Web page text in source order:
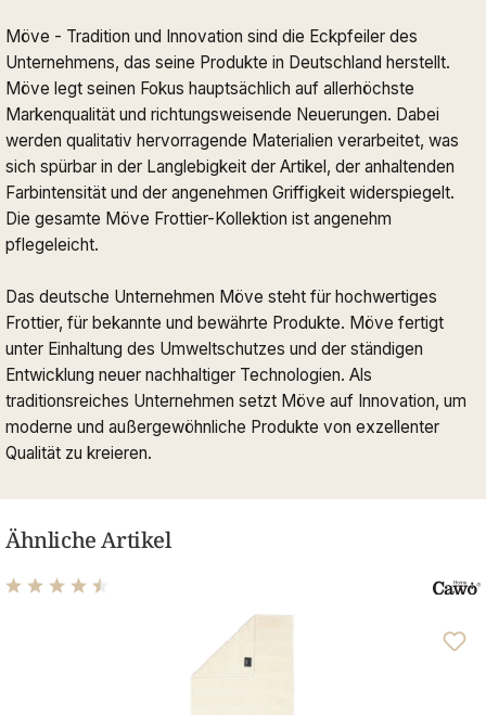
Möve - Tradition und Innovation sind die Eckpfeiler des
Unternehmens, das seine Produkte in Deutschland herstellt.
Möve legt seinen Fokus hauptsächlich auf allerhöchste
Markenqualität und richtungsweisende Neuerungen. Dabei
werden qualitativ hervorragende Materialien verarbeitet, was
sich spürbar in der Langlebigkeit der Artikel, der anhaltenden
Farbintensität und der angenehmen Griffigkeit widerspiegelt.
Die gesamte Möve Frottier-Kollektion ist angenehm
pflegeleicht.
Das deutsche Unternehmen Möve steht für hochwertiges
Frottier, für bekannte und bewährte Produkte. Möve fertigt
unter Einhaltung des Umweltschutzes und der ständigen
Entwicklung neuer nachhaltiger Technologien. Als
traditionsreiches Unternehmen setzt Möve auf Innovation, um
moderne und außergewöhnliche Produkte von exzellenter
Qualität zu kreieren.
Ähnliche Artikel
Durchschnittliche Bewertung von 4.61 von 5 Sternen